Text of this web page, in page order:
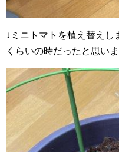
↓ミニトマトを植え替えし
くらいの時だったと思いま